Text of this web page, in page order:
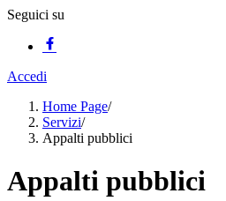
Seguici su
Accedi
Home Page/
Servizi/
Appalti pubblici
Appalti pubblici